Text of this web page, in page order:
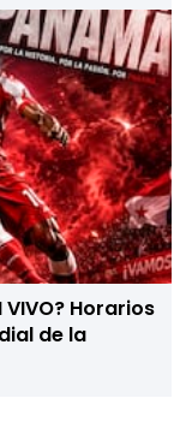
Horarios
de la